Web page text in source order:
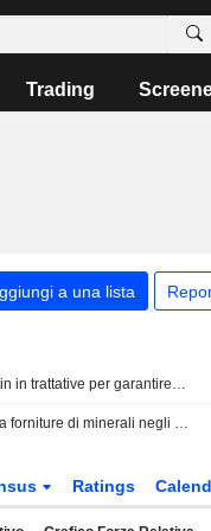
Trading
a una lista
Lockheed Martin in trattative per garantire forniture di minerali critici negli Stati Uniti
Lockheed cerca forniture di minerali negli Stati Uniti dopo le pressioni di Trump sulla supply chain, secondo alcune fonti
Ratings